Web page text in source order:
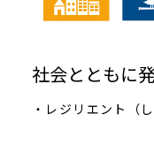
社会とともに
・レジリエント（